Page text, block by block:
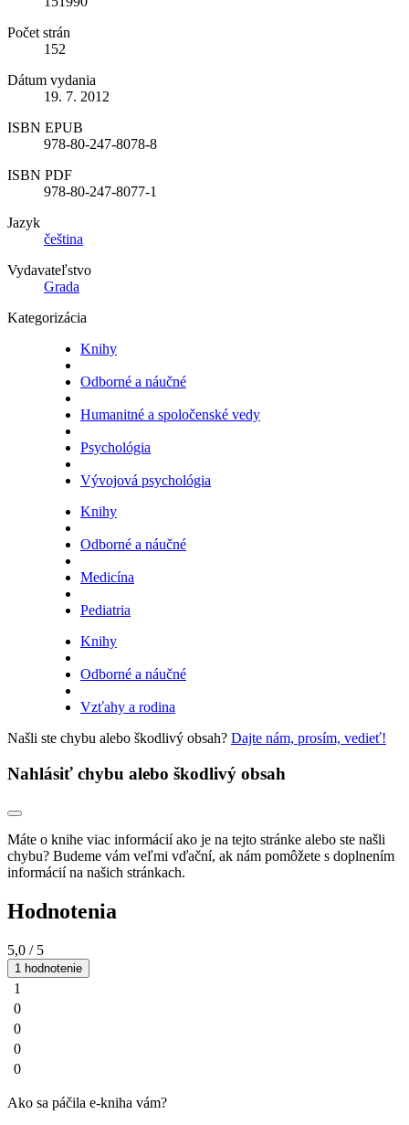
Počet strán
152
Dátum vydania
19. 7. 2012
ISBN EPUB
978-80-247-8078-8
ISBN PDF
978-80-247-8077-1
Jazyk
čeština
Vydavateľstvo
Grada
Kategorizácia
Knihy
Odborné a náučné
Humanitné a spoločenské vedy
Psychológia
Vývojová psychológia
Knihy
Odborné a náučné
Medicína
Pediatria
Knihy
Odborné a náučné
Vzťahy a rodina
Našli ste chybu alebo škodlivý obsah? Dajte nám, prosím, vedieť!
Nahlásiť chybu alebo škodlivý obsah
Máte o knihe viac informácií ako je na tejto stránke alebo ste našli
chybu? Budeme vám veľmi vďační, ak nám pomôžete s doplnením
informácií na našich stránkach.
Hodnotenia
5,0 / 5
1 hodnotenie
1
0
0
0
0
Ako sa páčila e-kniha vám?